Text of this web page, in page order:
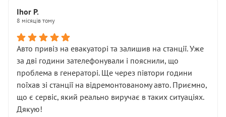
Далі ситуація тільки погіршилась:
• сказали, що тепер “потрібно знімати колеса”
• що біля авто стояти вже не можна
• почали озвучувати купу додаткових робіт без
чіткого пояснення
( ну все зняли та доробили) дякую!
Окремий момент, який виглядає абсурдно:
мені заявили, що бачок гальмівної рідини потрібно
міняти разом із головним гальмівним циліндром у
Ihor P.
8 місяців тому
Авто привіз на евакуаторі та залишив на станції. Уже
за дві години зателефонували і пояснили, що
проблема в генераторі. Ще через півтори години
поїхав зі станції на відремонтованому авто. Приємно,
що є сервіс, який реально виручає в таких ситуаціях.
Дякую!